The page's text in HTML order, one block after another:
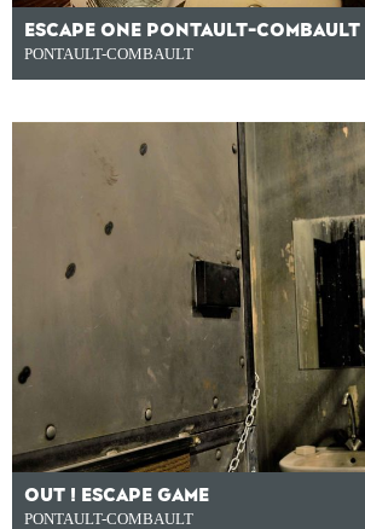
ESCAPE ONE PONTAULT-COMBAULT
PONTAULT-COMBAULT
OUT ! ESCAPE GAME
PONTAULT-COMBAULT